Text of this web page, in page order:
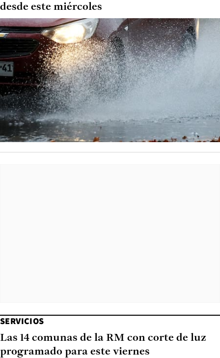
desde este miércoles
SERVICIOS
Las 14 comunas de la RM con corte de luz
programado para este viernes